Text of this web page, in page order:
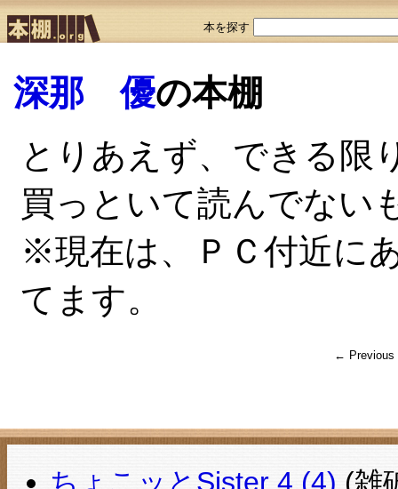
本を探す
深那 優の本棚
とりあえず、できる限
買っといて読んでない
※現在は、ＰＣ付近に
てます。
← Previous
ちょこッとSister 4 (4) (雑